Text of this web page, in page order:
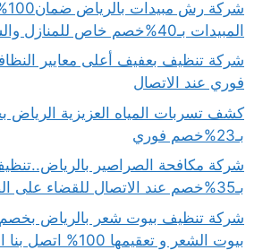
المبيدات بـ40%خصم خاص للمنازل والشقق والفلل
فوري عند الاتصال
بـ23%خصم فوري
شركة مكافحة الصراصير
بـ35%خصم عند الاتصال للقضاء على الصراصير
بيوت الشعر و تعقيمها 100% اتصل بنا الان